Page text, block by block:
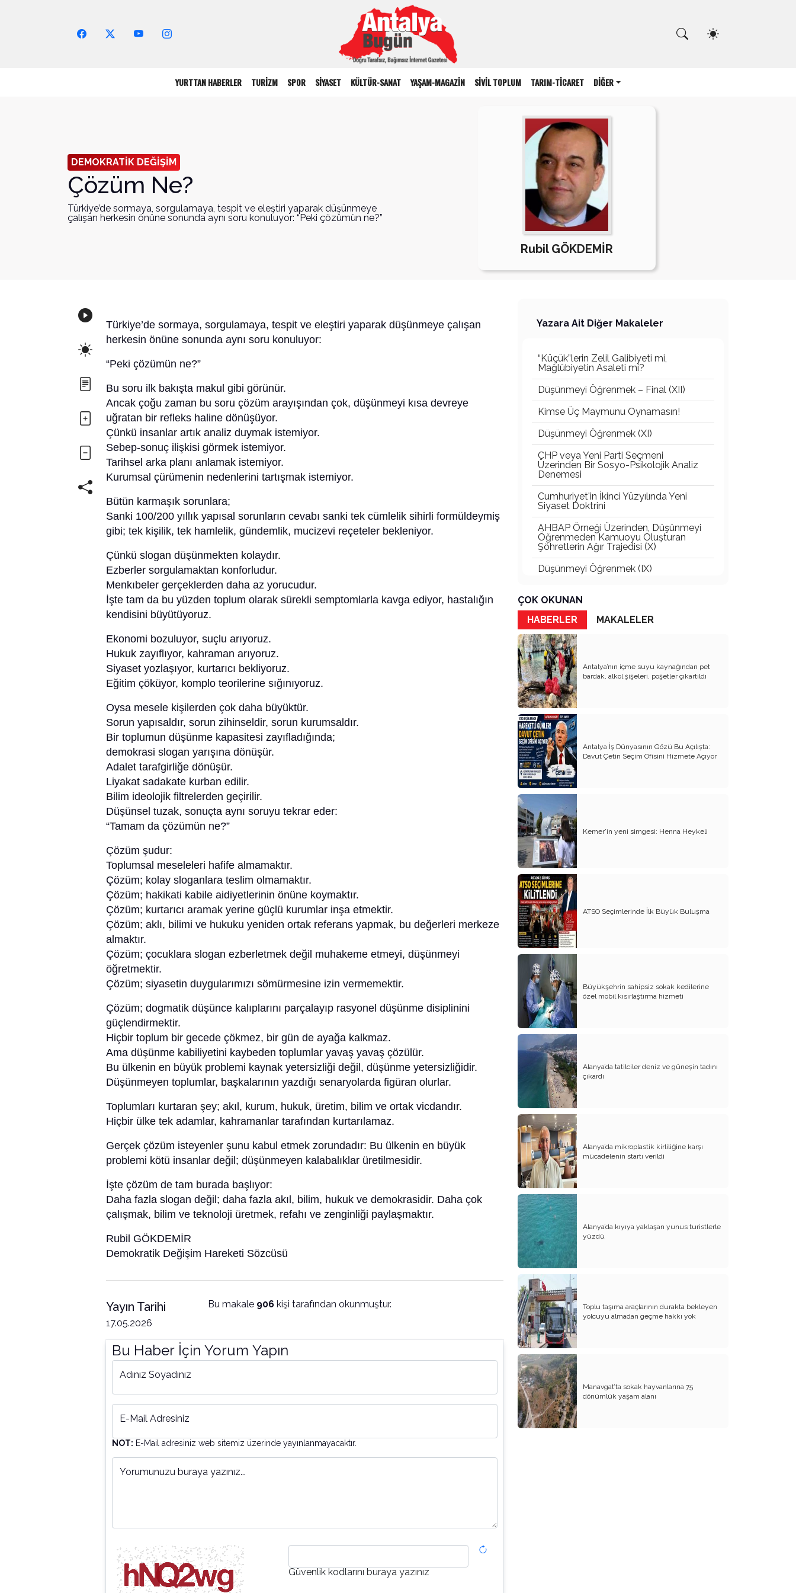
YURTTAN HABERLER TURİZM SPOR SİYASET KÜLTÜR-SANAT YAŞAM-MAGAZİN SİVİL TOPLUM TARIM-TİCARET DİĞER
DEMOKRATİK DEĞİŞİM
Çözüm Ne?
Türkiye’de sormaya, sorgulamaya, tespit ve eleştiri yaparak düşünmeye
çalışan herkesin önüne sonunda aynı soru konuluyor: “Peki çözümün ne?”
Rubil GÖKDEMİR
Türkiye’de sormaya, sorgulamaya, tespit ve eleştiri yaparak düşünmeye çalışan
herkesin önüne sonunda aynı soru konuluyor:
“Peki çözümün ne?”
Bu soru ilk bakışta makul gibi görünür.
Ancak çoğu zaman bu soru çözüm arayışından çok, düşünmeyi kısa devreye
uğratan bir refleks haline dönüşüyor.
Çünkü insanlar artık analiz duymak istemiyor.
Sebep-sonuç ilişkisi görmek istemiyor.
Tarihsel arka planı anlamak istemiyor.
Kurumsal çürümenin nedenlerini tartışmak istemiyor.
Bütün karmaşık sorunlara;
Sanki 100/200 yıllık yapısal sorunların cevabı sanki tek cümlelik sihirli formüldeymiş
gibi; tek kişilik, tek hamlelik, gündemlik, mucizevi reçeteler bekleniyor.
Çünkü slogan düşünmekten kolaydır.
Ezberler sorgulamaktan konforludur.
Menkıbeler gerçeklerden daha az yorucudur.
İşte tam da bu yüzden toplum olarak sürekli semptomlarla kavga ediyor, hastalığın
kendisini büyütüyoruz.
Ekonomi bozuluyor, suçlu arıyoruz.
Hukuk zayıflıyor, kahraman arıyoruz.
Siyaset yozlaşıyor, kurtarıcı bekliyoruz.
Eğitim çöküyor, komplo teorilerine sığınıyoruz.
Oysa mesele kişilerden çok daha büyüktür.
Sorun yapısaldır, sorun zihinseldir, sorun kurumsaldır.
Bir toplumun düşünme kapasitesi zayıfladığında;
demokrasi slogan yarışına dönüşür.
Adalet tarafgirliğe dönüşür.
Liyakat sadakate kurban edilir.
Bilim ideolojik filtrelerden geçirilir.
Düşünsel tuzak, sonuçta aynı soruyu tekrar eder:
“Tamam da çözümün ne?”
Çözüm şudur:
Toplumsal meseleleri hafife almamaktır.
Çözüm; kolay sloganlara teslim olmamaktır.
Çözüm; hakikati kabile aidiyetlerinin önüne koymaktır.
Çözüm; kurtarıcı aramak yerine güçlü kurumlar inşa etmektir.
Çözüm; aklı, bilimi ve hukuku yeniden ortak referans yapmak, bu değerleri merkeze
almaktır.
Çözüm; çocuklara slogan ezberletmek değil muhakeme etmeyi, düşünmeyi
öğretmektir.
Çözüm; siyasetin duygularımızı sömürmesine izin vermemektir.
Çözüm; dogmatik düşünce kalıplarını parçalayıp rasyonel düşünme disiplinini
güçlendirmektir.
Hiçbir toplum bir gecede çökmez, bir gün de ayağa kalkmaz.
Ama düşünme kabiliyetini kaybeden toplumlar yavaş yavaş çözülür.
Bu ülkenin en büyük problemi kaynak yetersizliği değil, düşünme yetersizliğidir.
Düşünmeyen toplumlar, başkalarının yazdığı senaryolarda figüran olurlar.
Toplumları kurtaran şey; akıl, kurum, hukuk, üretim, bilim ve ortak vicdandır.
Hiçbir ülke tek adamlar, kahramanlar tarafından kurtarılamaz.
Gerçek çözüm isteyenler şunu kabul etmek zorundadır: Bu ülkenin en büyük
problemi kötü insanlar değil; düşünmeyen kalabalıklar üretilmesidir.
İşte çözüm de tam burada başlıyor:
Daha fazla slogan değil; daha fazla akıl, bilim, hukuk ve demokrasidir. Daha çok
çalışmak, bilim ve teknoloji üretmek, refahı ve zenginliği paylaşmaktır.
Rubil GÖKDEMİR
Demokratik Değişim Hareketi Sözcüsü
Yayın Tarihi
17.05.2026
Bu makale 906kişi tarafından okunmuştur.
Bu Haber İçin Yorum Yapın
Adınız Soyadınız
E-Mail Adresiniz
NOT: E-Mail adresiniz web sitemiz üzerinde yayınlanmayacaktır.
Yorumunuzu buraya yazınız...
Güvenlik kodlarını buraya yazınız
Yazara Ait Diğer Makaleler
“Küçük”lerin Zelil Galibiyeti mi,
Mağlûbiyetin Asaleti mi?
Düşünmeyi Öğrenmek – Final (XII)
Kimse Üç Maymunu Oynamasın!
Düşünmeyi Öğrenmek (XI)
CHP veya Yeni Parti Seçmeni
Üzerinden Bir Sosyo-Psikolojik Analiz
Denemesi
Cumhuriyet'in İkinci Yüzyılında Yeni
Siyaset Doktrini
AHBAP Örneği Üzerinden, Düşünmeyi
Öğrenmeden Kamuoyu Oluşturan
Şöhretlerin Ağır Trajedisi (X)
Düşünmeyi Öğrenmek (IX)
Meşruiyet Üretme Mekanizması mı?
Nereye Gidiyoruz?
1826 Vak'a-i Hayriye'den 2016 15
Temmuz'una
Düşünmeyi Öğrenmek (VIII)
Siyaset Bilimi ve Sosyal Psikoloji
Verileriyle Haluk Levent ve Ahbap
Olayına Bakış
Siyasetin Dinamiklerini Anlama
Kılavuzu
"Düşünmeyi Öğrenmek" Yazı Dizisinin
Yansımaları (7)
Ankara Yüzyılı mı?
Vasatlaşma Düzleminden Toplumsal
Cinnete!
Muhakeme Ahlâkının On İlkesi
Artık Anlamak ve Değişmek
Zorundayız! (1)
Düşünmeyi Öğrenmenin Manifestosu
(5)
Yolsuzluk İddiaları Karşısında; Ceza
Hukukunun İlkeleri ile Siyasetin
Kriterlerini Birbirine Karıştırmayalım!
Düşünmeyi Öğrenmek (4)
NATO Ankara Zirvesi Öncesinde Bir
Fikir Jimnastiği
Ben de Olsam CHP-AKP Parantezine
Sıkışmış Siyasetin Kurgusunu Böyle
Yapardım (!)
Düşünmeyi Öğrenmek (3)
Türkün Yeni Töresi Demokratik Hukuk
Devletidir !
Düşünmeyi Öğrenmek (2)
Düşünmeyi Öğrenmek (1)
Cumhuriyet'in İkinci Yüzyılına Çağrı !
Hukukçu mu Kanun Teknisyeni mi?
Ultra Zenginlerin Sosyolojisi: 4208 Kişi
Bize Ne Anlatıyor?
CHP-AKP Asırlık Hesaplaşma mı,
Sosyolojik Dönüşüm mü?
Mutlak Hakikatin Esirleri: Türkiye'de
Siyasal Aidiyetlerin Aklı Teslim Alması
Devlet Endeksli Siyasetin Meşruiyet ve
Sürdürülebilirlik Krizi...
İktidar Mücadelesi ve Siyasete Kurban
Edilen Kavramlar; Hırsızlık, Yolsuzluk ve
Ahlaksızlık!
Siyasetin Geyik Muhabbeti mi, Asırlık
Sorulara Cevap Aramak mı?
ÇOK OKUNAN
HABERLER
MAKALELER
Antalya’nın içme suyu kaynağından pet
bardak, alkol şişeleri, poşetler çıkartıldı
Antalya İş Dünyasının Gözü Bu Açılışta:
Davut Çetin Seçim Ofisini Hizmete Açıyor
Kemer’in yeni simgesi: Henna Heykeli
ATSO Seçimlerinde İlk Büyük Buluşma
Büyükşehrin sahipsiz sokak kedilerine
özel mobil kısırlaştırma hizmeti
Alanya’da tatilciler deniz ve güneşin tadını
çıkardı
Alanya’da mikroplastik kirliliğine karşı
mücadelenin startı verildi
Alanya’da kıyıya yaklaşan yunus turistlerle
yüzdü
Toplu taşıma araçlarının durakta bekleyen
yolcuyu almadan geçme hakkı yok
Manavgat’ta sokak hayvanlarına 75
dönümlük yaşam alanı
Arama Yap!